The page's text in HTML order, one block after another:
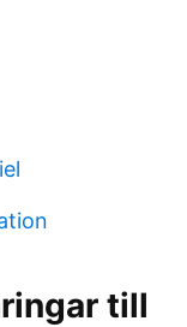
till